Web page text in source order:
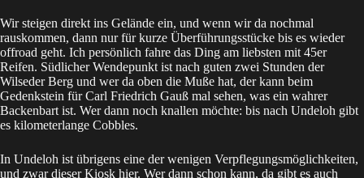
Wir steigen direkt ins Gelände ein, und wenn wir da nochmal
rauskommen, dann nur für kurze Überführungsstücke bis es wieder
offroad geht. Ich persönlich fahre das Ding am liebsten mit 45er
Reifen. Südlicher Wendepunkt ist nach guten zwei Stunden der
Wilseder Berg und wer da oben die Muße hat, der kann beim
Gedenkstein für Carl Friedrich Gauß mal sehen, was ein wahrer
Backenbart ist. Wer dann noch knallen möchte: bis nach Undeloh gibt
es kilometerlange Cobbles.
In Undeloh ist übrigens eine der wenigen Verpflegungsmöglichkeiten,
und zwar dieserKiosk hier. Wer dann schon kann, da gibt es auch